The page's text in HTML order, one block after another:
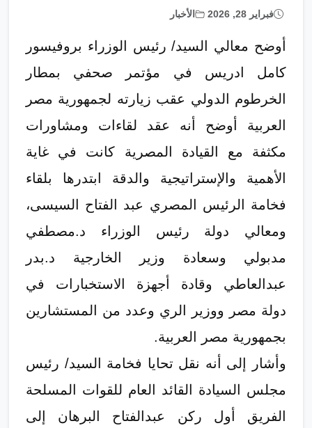
فبراير 28, 2026 الأخبار
أوضح معالي السيد/ رئيس الوزراء بروفيسور
كامل ادريس في مؤتمر صحفي بمطار
الخرطوم الدولي عقب زيارته لجمهورية مصر
العربية أوضح أنه عقد لقاءات ومشاورات
مكثفة مع القيادة المصرية كانت في غاية
الأهمية والإستراتيجية والدقة ابتدرها بلقاء
فخامة الرئيس المصري عبد الفتاح السيسى،
ومعالي دولة رئيس الوزراء د.مصطفي
مدبولي وسعادة وزير الخارجية د.بدر
عبدالعاطي وقادة أجهزة الاستخبارات في
دولة مصر ووزير الري وعدد من المستشارين
بجمهورية مصر العربية.
وأشار إلى أنه نقل تحايا فخامة السيد/ رئيس
مجلس السيادة القائد العام للقوات المسلحة
الفريق أول ركن عبدالفتاح البرهان إلى